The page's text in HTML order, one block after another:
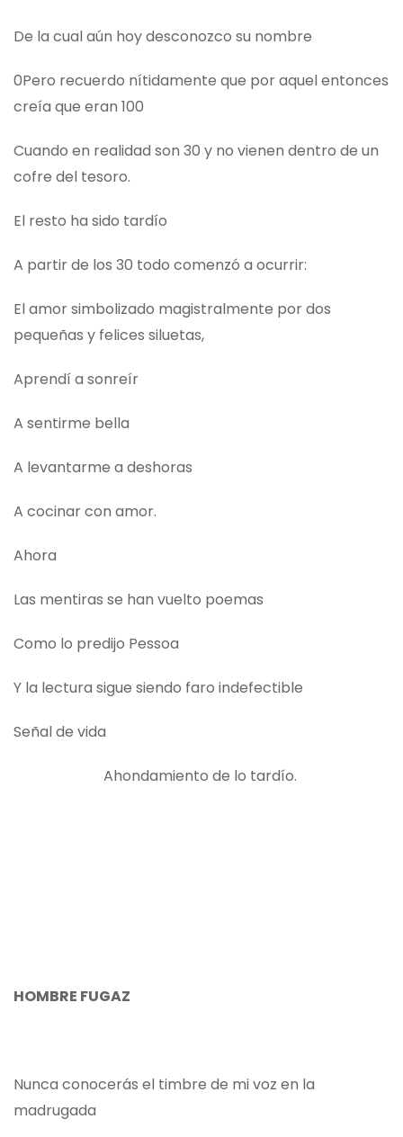
De la cual aún hoy desconozco su nombre
0Pero recuerdo nítidamente que por aquel entonces
creía que eran 100
Cuando en realidad son 30 y no vienen dentro de un
cofre del tesoro.
El resto ha sido tardío
A partir de los 30 todo comenzó a ocurrir:
El amor simbolizado magistralmente por dos
pequeñas y felices siluetas,
Aprendí a sonreír
A sentirme bella
A levantarme a deshoras
A cocinar con amor.
Ahora
Las mentiras se han vuelto poemas
Como lo predijo Pessoa
Y la lectura sigue siendo faro indefectible
Señal de vida
Ahondamiento de lo tardío.
HOMBRE FUGAZ
Nunca conocerás el timbre de mi voz en la
madrugada